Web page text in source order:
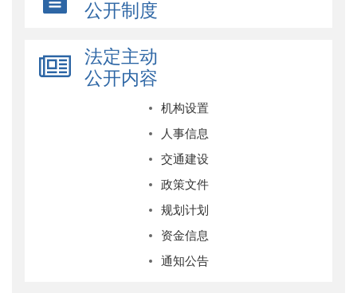
公开制度
法定主动
公开内容
机构设置
人事信息
交通建设
政策文件
规划计划
资金信息
通知公告